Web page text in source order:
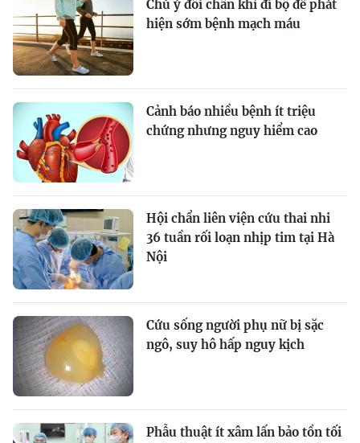
Chú ý đôi chân khi đi bộ để phát
hiện sớm bệnh mạch máu
Cảnh báo nhiều bệnh ít triệu
chứng nhưng nguy hiểm cao
Hội chẩn liên viện cứu thai nhi
36 tuần rối loạn nhịp tim tại Hà
Nội
Cứu sống người phụ nữ bị sặc
ngô, suy hô hấp nguy kịch
Phẫu thuật ít xâm lấn bảo tồn tối